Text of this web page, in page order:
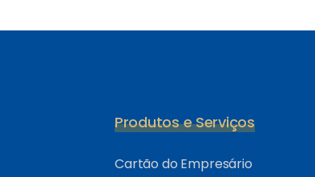
Produtos e Serviços
Cartão do Empresário